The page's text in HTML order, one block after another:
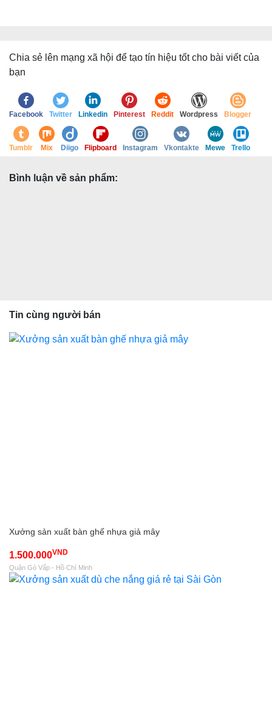
Chia sẻ lên mạng xã hội để tạo tín hiệu tốt cho bài viết của
bạn
Facebook Twitter Linkedin Pinterest Reddit Wordpress Blogger
Tumblr Mix Diigo Flipboard Instagram Vkontakte Mewe Trello
Bình luận về sản phẩm:
Tin cùng người bán
Xưởng sản xuất bàn ghế nhựa giả mây
1.500.000VND
Quận Gò Vấp - Hồ Chí Minh